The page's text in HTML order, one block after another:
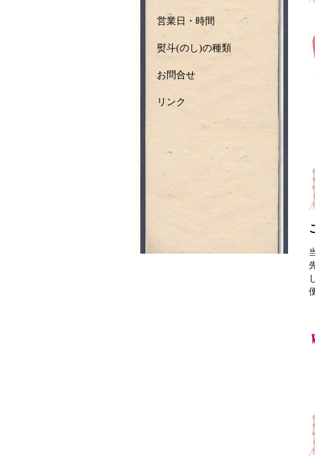
営業日・時間
熨斗(のし)の種類
お問合せ
リンク